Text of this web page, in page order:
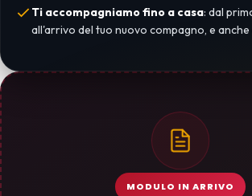
Ti accompagniamo fino a casa: dal
all'arrivo del tuo nuovo compagno, e
MODULO IN ARRIVO